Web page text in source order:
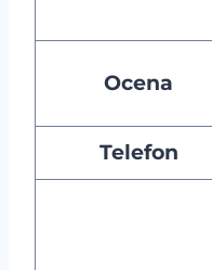
Ocena
Telefon